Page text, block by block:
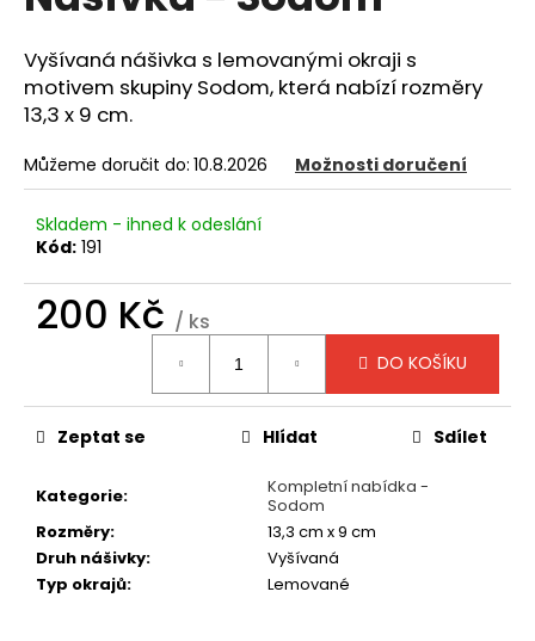
z
5
hvězdiček.
Vyšívaná nášivka s lemovanými okraji s
motivem skupiny Sodom, která nabízí rozměry
13,3 x 9 cm.
Můžeme doručit do: 10.8.2026 Možnosti doručení
Skladem - ihned k odeslání
Kód: 191
200 Kč / ks
DO KOŠÍKU
Kategorie:
Kompletní nabídka -
Sodom
Rozměry:
13,3 cm x 9 cm
Druh nášivky:
Vyšívaná
Typ okrajů: Lemované
Zeptat se Hlídat Sdílet
j
í
t
?
o
p
u
č
u